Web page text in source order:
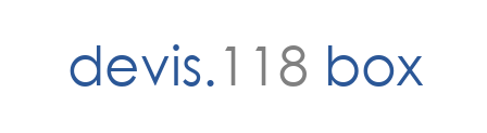
devis.118 box